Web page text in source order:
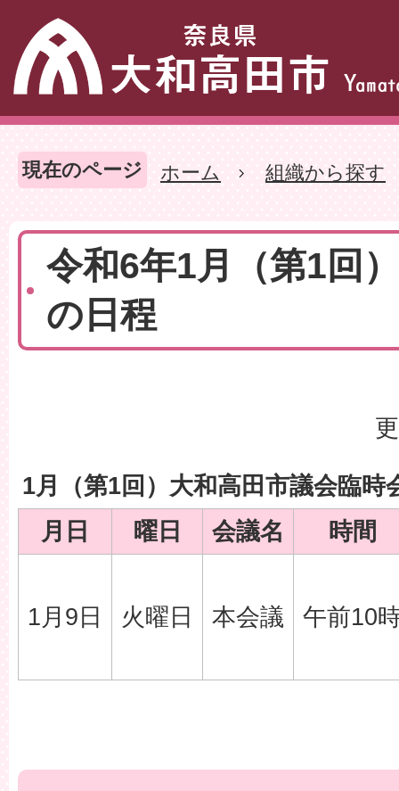
現在のページ ホーム 組織から探す
令和6年1月（第1回
の日程
1月（第1回）大和高田市議会臨時
月日
曜日 会議名 時間
1月9日 火曜日 本会議 午前10